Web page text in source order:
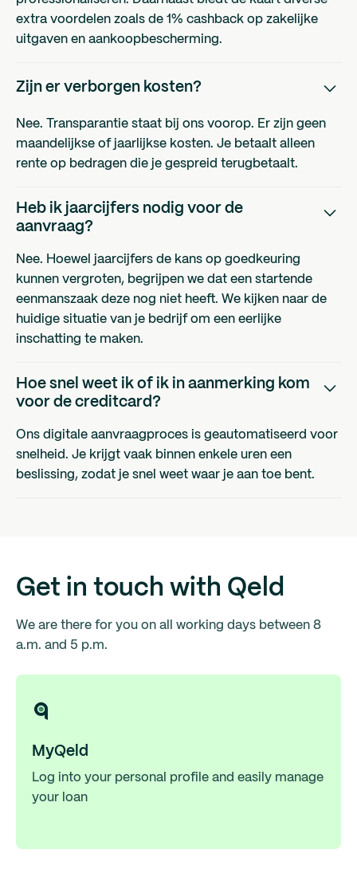
extra voordelen zoals de 1% cashback op zakelijke
uitgaven en aankoopbescherming.
Zijn er verborgen kosten?
Nee. Transparantie staat bij ons voorop. Er zijn geen
maandelijkse of jaarlijkse kosten. Je betaalt alleen
rente op bedragen die je gespreid terugbetaalt.
Heb ik jaarcijfers nodig voor de
aanvraag?
Nee. Hoewel jaarcijfers de kans op goedkeuring
kunnen vergroten, begrijpen we dat een startende
eenmanszaak deze nog niet heeft. We kijken naar de
huidige situatie van je bedrijf om een eerlijke
inschatting te maken.
Hoe snel weet ik of ik in aanmerking kom
voor de creditcard?
Ons digitale aanvraagproces is geautomatiseerd voor
snelheid. Je krijgt vaak binnen enkele uren een
beslissing, zodat je snel weet waar je aan toe bent.
Get in touch with Qeld
We are there for you on all working days between 8
a.m. and 5 p.m.
MyQeld
Log into your personal profile and easily manage
your loan